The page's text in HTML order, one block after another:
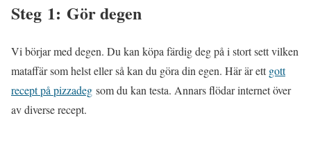
Steg 1: Gör degen
Vi börjar med degen. Du kan köpa färdig deg på i stort sett vilken
mataffär som helst eller så kan du göra din egen. Här är ettgott
recept på pizzadeg som du kan testa. Annars flödar internet över
av diverse recept.